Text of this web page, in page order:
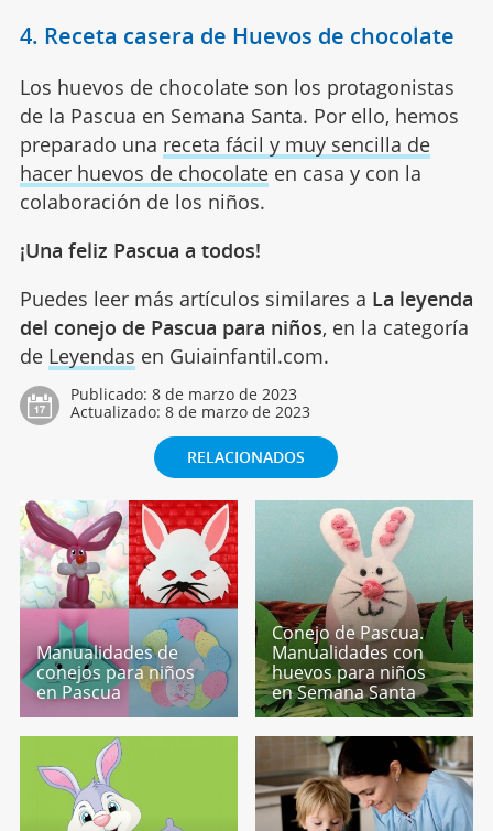
4. Receta casera de Huevos de chocolate
Los huevos de chocolate son los protagonistas
de la Pascua en Semana Santa. Por ello, hemos
preparado una receta fácil y muy sencilla de
hacer huevos de chocolateen casa y con la
colaboración de los niños.
¡Una feliz Pascua a todos!
Puedes leer más artículos similares a La leyenda
del conejo de Pascua para niños, en la categoría
de Leyendas en Guiainfantil.com.
Publicado: 8 de marzo de 2023
Actualizado: 8 de marzo de 2023
RELACIONADOS
Manualidades de
conejos para niños
en Pascua
Conejo de Pascua.
Manualidades con
huevos para niños
en Semana Santa